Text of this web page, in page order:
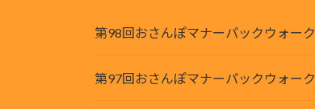
第98回おさんぽマナーパックウォーク
第97回おさんぽマナーパックウォーク